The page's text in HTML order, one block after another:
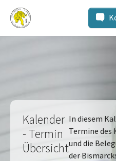
Zum Hauptinhalt springen
Skip to page footer
Sie sind hier:
Karate und Jiu Jitsu in
Kalender
- Termin
Übersicht
In diesem
Termine des
und die
der